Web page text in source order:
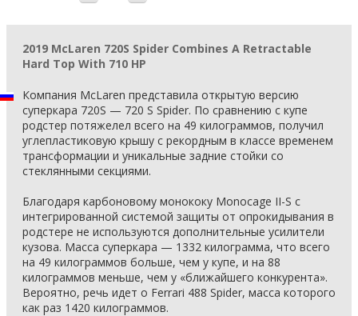
2019 McLaren 720S Spider Combines A Retractable
Hard Top With 710 HP
Компания McLaren представила открытую версию
суперкара 720S — 720 S Spider. По сравнению с купе
родстер потяжелел всего на 49 килограммов, получил
углепластиковую крышу с рекордным в классе временем
трансформации и уникальные задние стойки со
стеклянными секциями.
Благодаря карбоновому монококу Monocage II-S с
интегрированной системой защиты от опрокидывания в
родстере не используются дополнительные усилители
кузова. Масса суперкара — 1332 килограмма, что всего
на 49 килограммов больше, чем у купе, и на 88
килограммов меньше, чем у «ближайшего конкурента».
Вероятно, речь идет о Ferrari 488 Spider, масса которого
как раз 1420 килограммов.